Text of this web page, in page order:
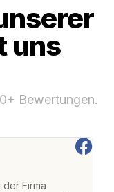
uns
Bewertungen.
Firma